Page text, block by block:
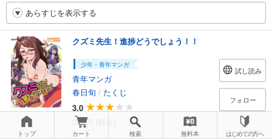
あらすじを表示する
クズミ先生！進捗どうでしょう！！
少年・青年マンガ
青年マンガ
春日旬 / たくじ
3.0
220円 (税込)
試し読み
フォロー
トップ カート 検索 無料本 はじめての方へ